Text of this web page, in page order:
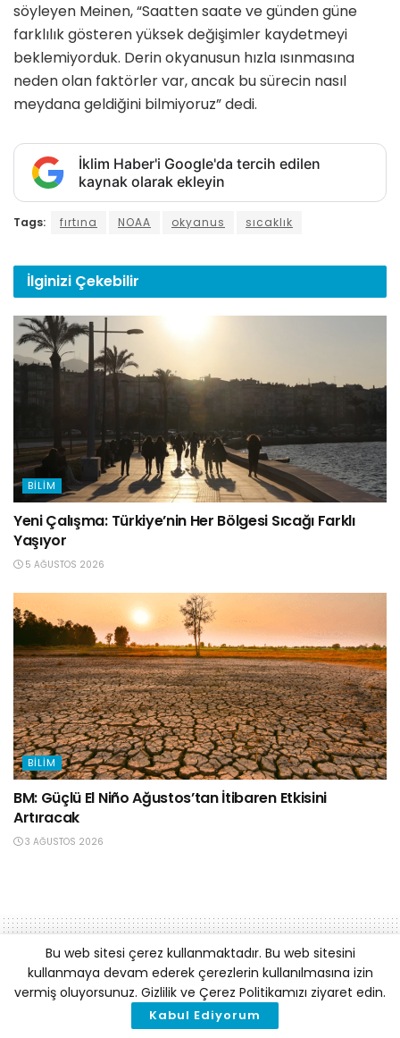
söyleyen Meinen, “Saatten saate ve günden güne
farklılık gösteren yüksek değişimler kaydetmeyi
beklemiyorduk. Derin okyanusun hızla ısınmasına
neden olan faktörler var, ancak bu sürecin nasıl
meydana geldiğini bilmiyoruz” dedi.
İklim Haber'i Google'da tercih edilen
kaynak olarak ekleyin
Tags: fırtına NOAA okyanus sıcaklık
İlginizi Çekebilir
BILIM
Yeni Çalışma: Türkiye’nin Her Bölgesi Sıcağı Farklı
Yaşıyor
5 AĞUSTOS 2026
BILIM
BM: Güçlü El Niño Ağustos’tan İtibaren Etkisini
Artıracak
3 AĞUSTOS 2026
Bu web sitesi çerez kullanmaktadır. Bu web sitesini
kullanmaya devam ederek çerezlerin kullanılmasına izin
vermiş oluyorsunuz. Gizlilik ve Çerez Politikamızı ziyaret edin.
Kabul Ediyorum